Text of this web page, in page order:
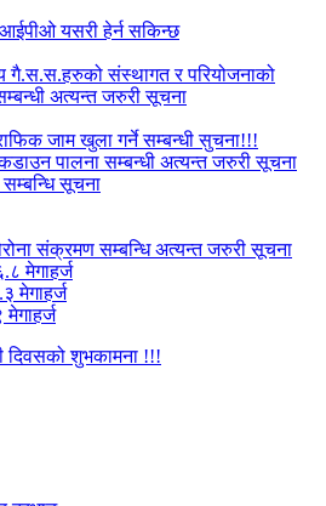
आईपीओ यसरी हेर्न सकिन्छ
गै.स.स.हरुको संस्थागत र परियोजनाको
अत्यन्त जरुरी सूचना
जाम खुला गर्ने सम्बन्धी सुचना!!!
पालना सम्बन्धी अत्यन्त जरुरी सूचना
सूचना
संक्रमण सम्बन्धि अत्यन्त जरुरी सूचना
मेगाहर्ज
मेगाहर्ज
दिवसको शुभकामना !!!